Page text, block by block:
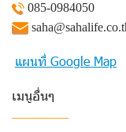
085-0984050
แผนที่ Google Map
เมนูอื่นๆ